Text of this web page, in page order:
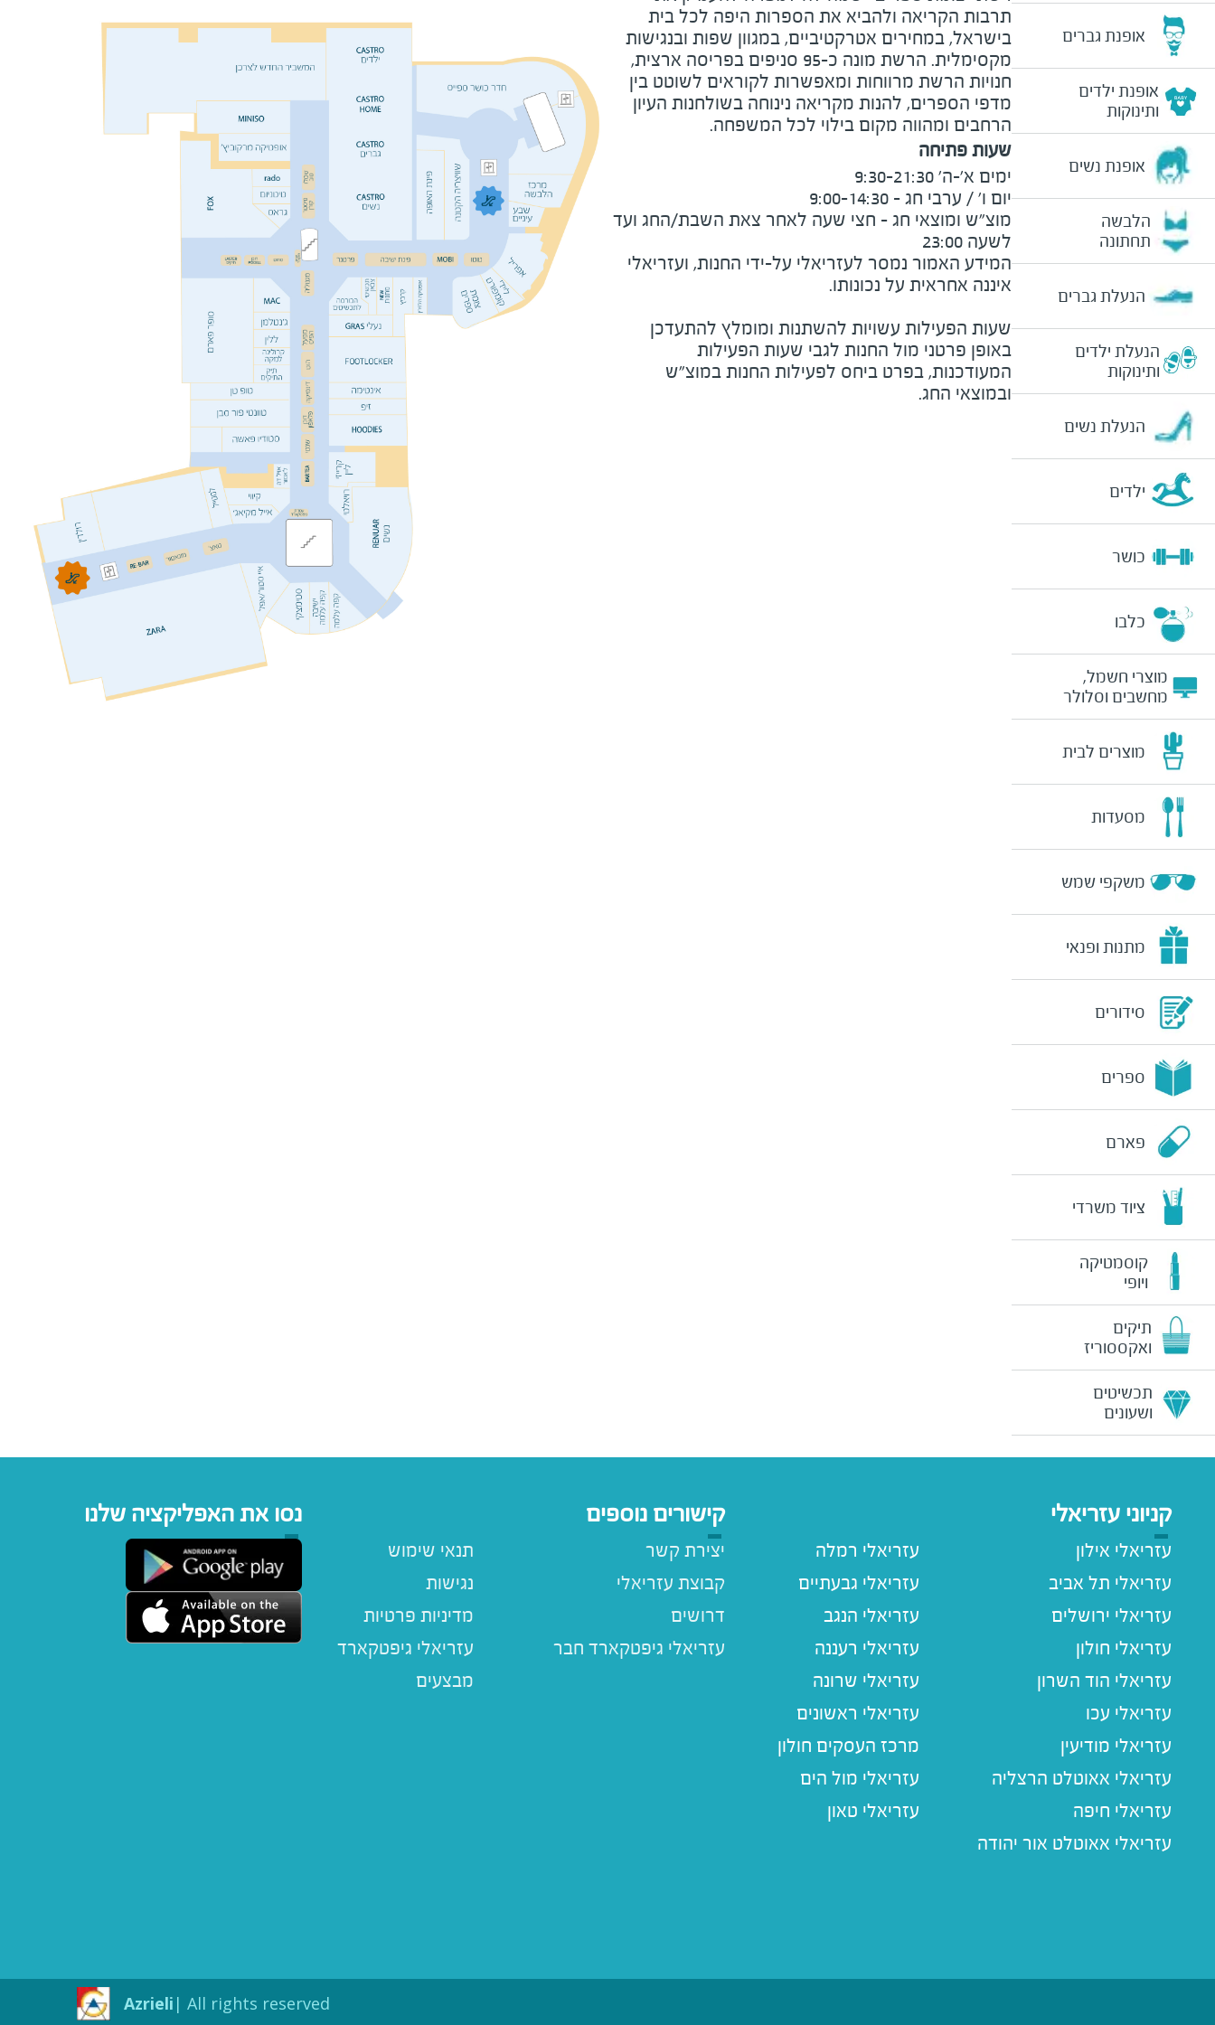
אופנת גברים
אופנת ילדים
ותינוקות
אופנת נשים
הלבשה
תחתונה
הנעלת גברים
הנעלת ילדים
ותינוקות
הנעלת נשים
ילדים
כושר
כלבו
מוצרי חשמל,
מחשבים וסלולר
מוצרים לבית
מסעדות
משקפי שמש
מתנות ופנאי
סידורים
ספרים
פארם
ציוד משרדי
קוסמטיקה
ויופי
תיקים
ואקססוריז
תכשיטים
ושעונים
תרבות הקריאה ולהביא את הספרות היפה לכל בית
בישראל, במחירים אטרקטיביים, במגוון שפות ובנגישות
מקסימלית. הרשת מונה כ-95 סניפים בפריסה ארצית,
חנויות הרשת מרווחות ומאפשרות לקוראים לשוטט בין
מדפי הספרים, להנות מקריאה נינוחה בשולחנות העיון
הרחבים ומהווה מקום בילוי לכל המשפחה.
שעות פתיחה
לשעה 23:00
המידע האמור נמסר לעזריאלי על-ידי החנות, ועזריאלי
שעות הפעילות עשויות להשתנות ומומלץ להתעדכן
באופן פרטני מול החנות לגבי שעות הפעילות
המעודכנות, בפרט ביחס לפעילות החנות במוצ"ש
ובמוצאי החג.
קניוני עזריאלי
עזריאלי אילון
עזריאלי תל אביב
עזריאלי ירושלים
עזריאלי חולון
עזריאלי הוד השרון
עזריאלי עכו
עזריאלי מודיעין
עזריאלי אאוטלט הרצליה
עזריאלי חיפה
עזריאלי אאוטלט אור יהודה
עזריאלי רמלה
עזריאלי גבעתיים
עזריאלי הנגב
עזריאלי רעננה
עזריאלי שרונה
עזריאלי ראשונים
מרכז העסקים חולון
עזריאלי מול הים
עזריאלי טאון
קישורים נוספים
תנאי שימוש
נגישות
מדיניות פרטיות
עזריאלי גיפטקארד
מבצעים
יצירת קשר
קבוצת עזריאלי
דרושים
נסו את האפליקציה שלנו
All rights reserved |
Azrieli